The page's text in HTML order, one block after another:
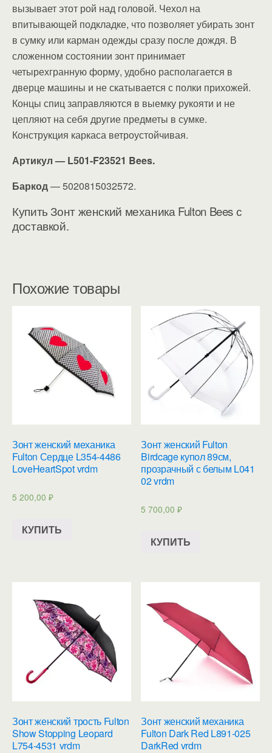
вызывает этот рой над головой. Чехол на
впитывающей подкладке, что позволяет убирать зонт
в сумку или карман одежды сразу после дождя. В
сложенном состоянии зонт принимает
четырехгранную форму, удобно располагается в
дверце машины и не скатывается с полки прихожей.
Концы спиц заправляются в выемку рукояти и не
цепляют на себя другие предметы в сумке.
Конструкция каркаса ветроустойчивая.
Артикул — L501-F23521 Bees.
Баркод— 5020815032572.
Купить Зонт женский механика Fulton Bees с
доставкой.
Похожие товары
Зонт женский механика
Fulton Сердце L354-4486
LoveHeartSpot vrdm
5 200,00 ₽
КУПИТЬ
Зонт женский Fulton
Birdcage купол 89см,
прозрачный с белым L041
02 vrdm
5 700,00₽
КУПИТЬ
Зонт женский трость Fulton
Show Stopping Leopard
L754-4531 vrdm
Зонт женский механика
Fulton Dark Red L891-025
DarkRed vrdm